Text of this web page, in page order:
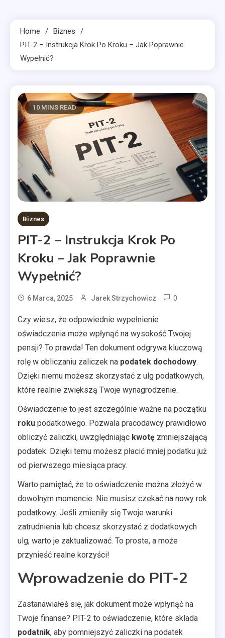
Home
Biznes
PIT-2 – Instrukcja Krok Po Kroku – Jak Poprawnie
Wypełnić?
10 MINS READ
Biznes
PIT-2 – Instrukcja Krok Po
Kroku – Jak Poprawnie
Wypełnić?
6 Marca, 2025 Jarek Strzychowicz 0
Czy wiesz, że odpowiednie wypełnienie
oświadczenia może wpłynąć na wysokość Twojej
pensji? To prawda! Ten dokument odgrywa kluczową
rolę w obliczaniu zaliczek na podatek dochodowy.
Dzięki niemu możesz skorzystać z ulg podatkowych,
które realnie zwiększą Twoje wynagrodzenie.
Oświadczenie to jest szczególnie ważne na początku
roku podatkowego. Pozwala pracodawcy prawidłowo
obliczyć zaliczki, uwzględniając kwotę zmniejszającą
podatek. Dzięki temu możesz płacić mniej podatku już
od pierwszego miesiąca pracy.
Warto pamiętać, że to oświadczenie można złożyć w
dowolnym momencie. Nie musisz czekać na nowy rok
podatkowy. Jeśli zmieniły się Twoje warunki
zatrudnienia lub chcesz skorzystać z dodatkowych
ulg, warto je zaktualizować. To proste, a może
przynieść realne korzyści!
Wprowadzenie do PIT-2
Zastanawiałeś się, jak dokument może wpłynąć na
Twoje finanse? PIT-2 to oświadczenie, które składa
podatnik, aby pomniejszyć zaliczki na podatek